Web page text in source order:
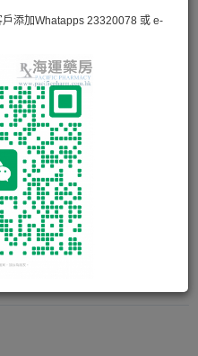
添加Whatapps 23320078 或 e-
Cool